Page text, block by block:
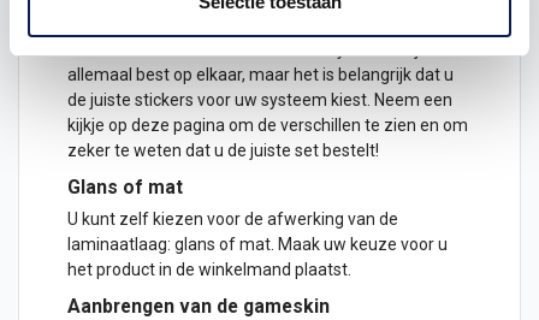
allemaal best op elkaar, maar het is belangrijk dat u
de juiste stickers voor uw systeem kiest. Neem een
kijkje op deze pagina om de verschillen te zien en om
zeker te weten dat u de juiste set bestelt!
Glans of mat
U kunt zelf kiezen voor de afwerking van de
laminaatlaag: glans of mat. Maak uw keuze voor u
het product in de winkelmand plaatst.
Aanbrengen van de gameskin